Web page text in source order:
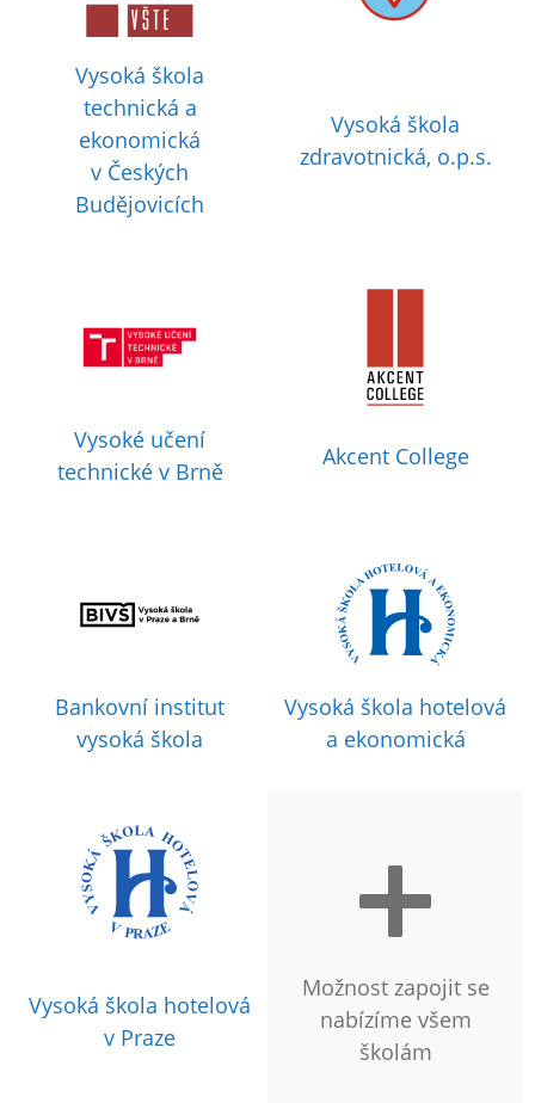
Vysoká škola
technická a
ekonomická
v Českých
Budějovicích
Vysoká škola
zdravotnická, o.p.s.
Vysoké učení
technické v Brně
Akcent College
Bankovní institut
vysoká škola
Vysoká škola hotelová
a ekonomická
Vysoká škola hotelová
v Praze
Možnost zapojit se
nabízíme všem
školám